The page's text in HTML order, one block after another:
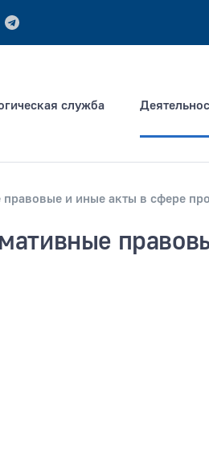
служба
и иные акты в сфере